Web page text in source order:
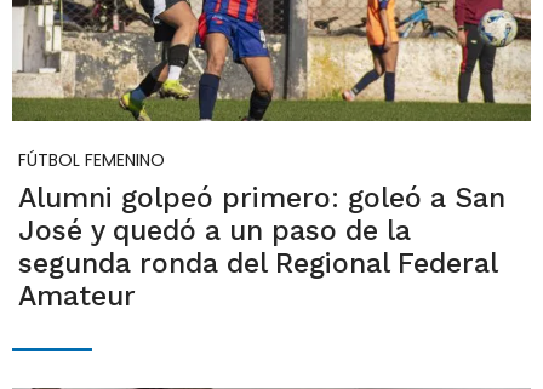
FÚTBOL FEMENINO
Alumni golpeó primero: goleó a San
José y quedó a un paso de la
segunda ronda del Regional Federal
Amateur